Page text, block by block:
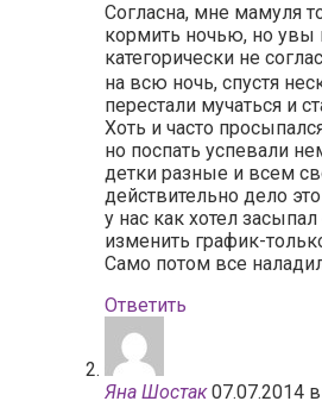
Согласна, мне мамуля
кормить ночью, но
категорически не
на всю ночь, спустя
перестали мучаться и
Хоть и часто
но поспать успевали
детки разные и всем
действительно дело
у нас как хотел
изменить график-
Само потом все
Ответить
Яна Шостак 07.07.2014